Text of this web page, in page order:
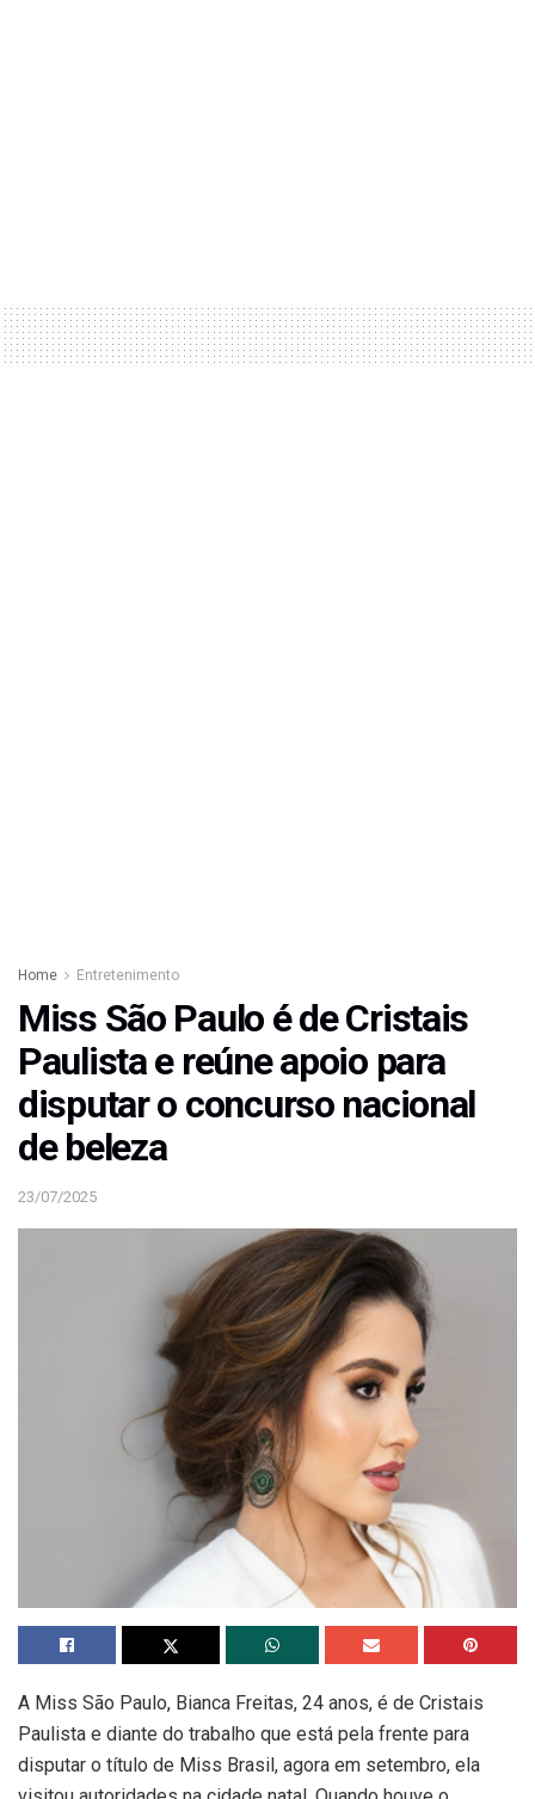
Home Entretenimento
Miss São Paulo é de Cristais
Paulista e reúne apoio para
disputar o concurso nacional
de beleza
23/07/2025
A Miss São Paulo, Bianca Freitas, 24 anos, é de Cristais
Paulista e diante do trabalho que está pela frente para
disputar o título de Miss Brasil, agora em setembro, ela